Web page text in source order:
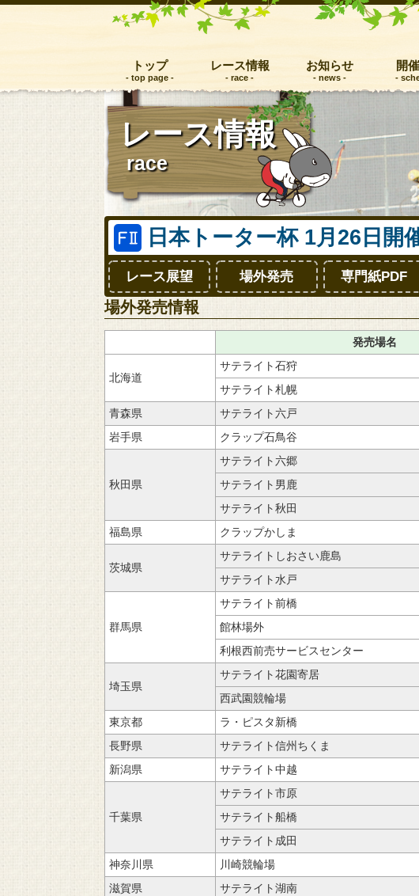
トップ レース情報 お知らせ 開
レース情報
race
日本トーター杯 1月26日開
レース展望 場外発売 専門紙PDF
場外発売情報
発売場名
北海道
サテライト石狩
サテライト札幌
青森県
サテライト六戸
岩手県
クラップ石鳥谷
秋田県
サテライト六郷
サテライト男鹿
サテライト秋田
福島県
クラップかしま
茨城県
サテライトしおさい鹿島
サテライト水戸
群馬県
サテライト前橋
館林場外
利根西前売サービスセンター
埼玉県
サテライト花園寄居
西武園競輪場
東京都
ラ・ピスタ新橋
長野県
サテライト信州ちくま
新潟県
サテライト中越
千葉県
サテライト市原
サテライト船橋
サテライト成田
神奈川県
川崎競輪場
滋賀県
サテライト湖南